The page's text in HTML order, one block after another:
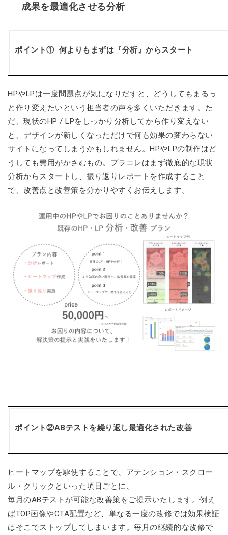
成果を最適化させる分析
ポイント① 何よりもまずは『分析』からスタート
HPやLPは一度問題点が気になりだすと、どうしてもまるっ
と作り変えたいという担当者の声を多くいただきます。た
だ、現状のHP / LPをしっかり分析してから作り変えない
と、デザインが新しくなっただけで何も効果の変わらない
サイトになってしまうかもしれません。HPやLPの制作はど
うしても費用がかさむもの。プラコレはまず徹底的な現状
分析からスタートし、振り返りレポートを作成すること
で、改善点と改善策を分かりやすくお伝えします。
ポイント②ABテストを繰り返し最適化された改善
ヒートマップを駆使することで、アテンション・スクロー
ル・クリックといった項目ごとに、
毎月のABテストが可能な改善策をご提示いたします。例え
ばTOP画像やCTA配置など、単なる一度の改修では効果検証
はそこでストップしてしまいます。毎月の継続的な改修で